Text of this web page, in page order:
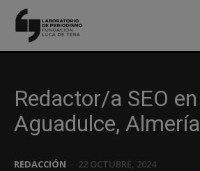
Redactor/a SEO en
Aguadulce, Almería
REDACCIÓN 22 OCTUBRE, 2024